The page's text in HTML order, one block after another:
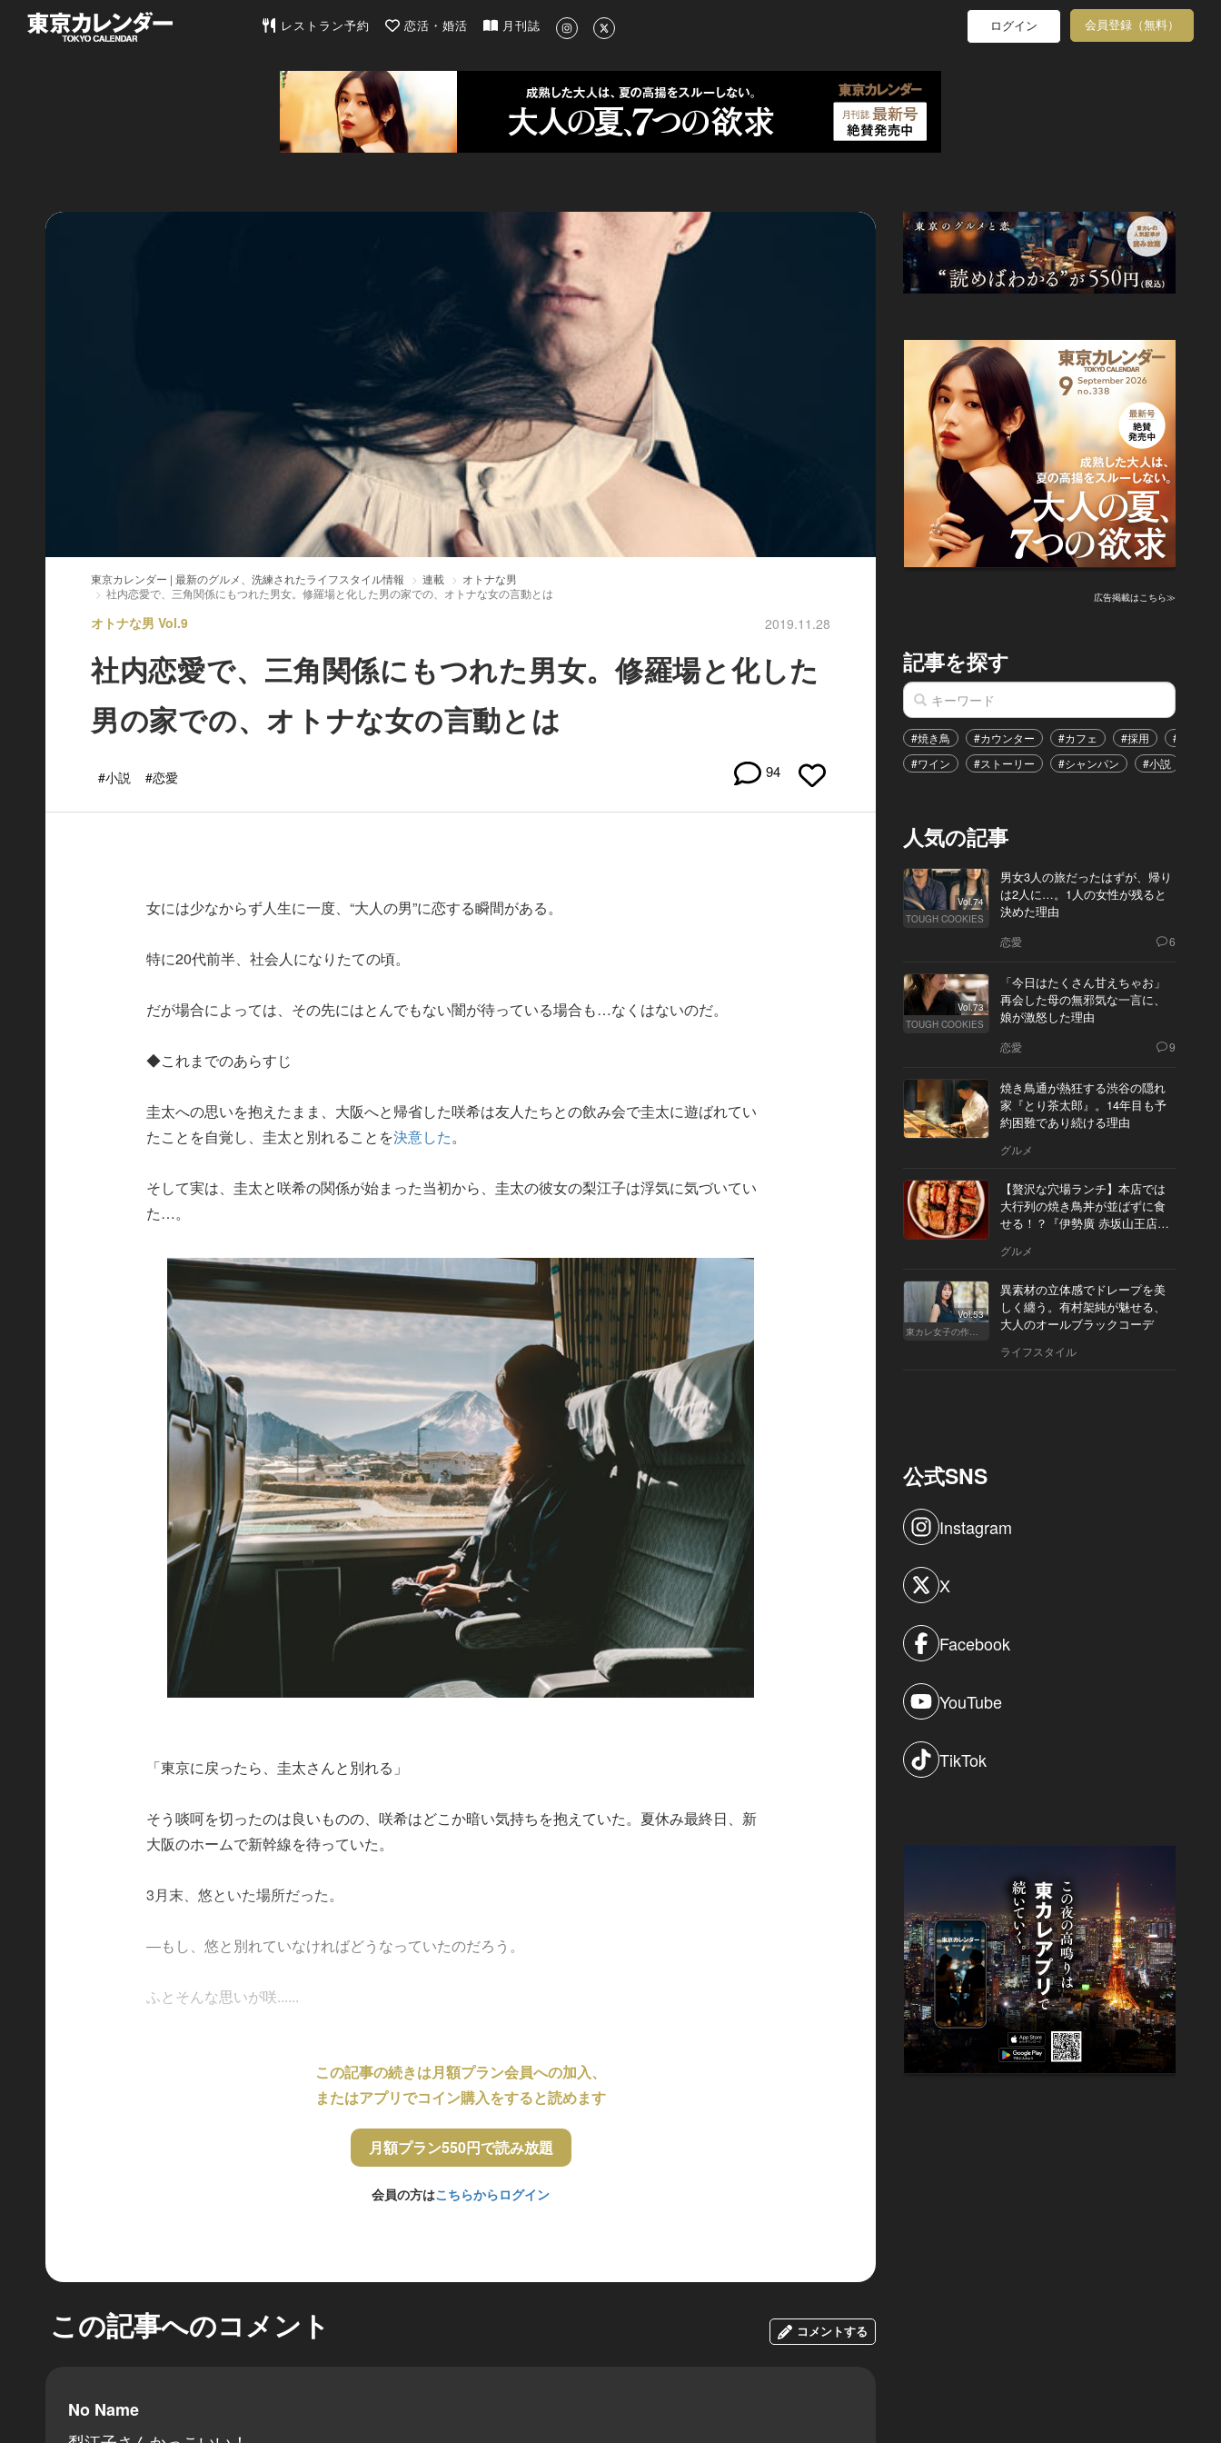
東京カレンダー | 最新のグルメ、洗練されたライフスタイル情報
レストラン予約 恋活・婚活 月刊誌 ログイン 会員登録（無料）
東京カレンダー | 最新のグルメ、洗練されたライフスタイル情報 連載
オトナな男
社内恋愛で、三角関係にもつれた男女。修羅場と化した男の家での、オトナな女の言動とは
オトナな男 Vol.9 2019.11.28
社内恋愛で、三角関係にもつれた男女。修羅場と化した
男の家での、オトナな女の言動とは
#小説 #恋愛 94
女には少なからず人生に一度、“大人の男”に恋する瞬間がある。
特に20代前半、社会人になりたての頃。
だが場合によっては、その先にはとんでもない闇が待っている場合も…なくはないのだ。
◆これまでのあらすじ
圭太への思いを抱えたまま、大阪へと帰省した咲希は友人たちとの飲み会で圭太に遊ばれてい
たことを自覚し、圭太と別れることを決意した。
そして実は、圭太と咲希の関係が始まった当初から、圭太の彼女の梨江子は浮気に気づいてい
た…。
「東京に戻ったら、圭太さんと別れる」
そう啖呵を切ったのは良いものの、咲希はどこか暗い気持ちを抱えていた。夏休み最終日、新
大阪のホームで新幹線を待っていた。
3月末、悠といた場所だった。
―もし、悠と別れていなければどうなっていたのだろう。
ふとそんな思いが咲......
この記事の続きは月額プラン会員への加入、
またはアプリでコイン購入をすると読めます
月額プラン550円で読み放題
会員の方はこちらからログイン
この記事へのコメント コメントする
No Name
広告掲載はこちら≫
記事を探す
#焼き鳥 #カウンター #カフェ #採用
#恋愛
#ワイン
#ストーリー #シャンパン #小説
人気の記事
Vol.74
TOUGH COOKIES
男女3人の旅だったはずが、帰り
は2人に…。1人の女性が残ると
決めた理由
恋愛 6
Vol.73
TOUGH COOKIES
「今日はたくさん甘えちゃお」
再会した母の無邪気な一言に、
娘が激怒した理由
恋愛 9
焼き鳥通が熱狂する渋谷の隠れ
家『とり茶太郎』。14年目も予
約困難であり続ける理由
グルメ
【贅沢な穴場ランチ】本店では
大行列の焼き鳥丼が並ばずに食
せる！？『伊勢廣 赤坂山王店』
グルメ
Vol.53
東カレ女子の作り方
異素材の立体感でドレープを美
しく纏う。有村架純が魅せる、
大人のオールブラックコーデ
ライフスタイル
公式SNS
Instagram
X
Facebook
YouTube
TikTok